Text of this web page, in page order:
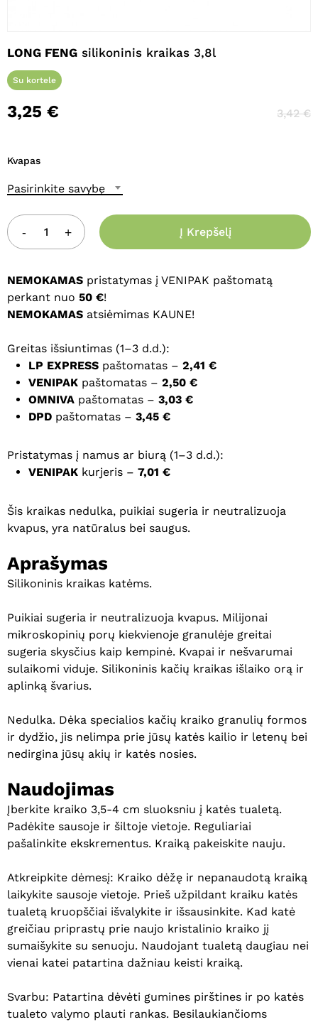
Eiti Į Parduotuvę
LONG FENG silikoninis kraikas 3,8l
Su kortele
3,25 € 3,42€
Kvapas
Pasirinkite savybę
Į Krepšelį
NEMOKAMAS pristatymas į VENIPAK paštomatą
perkant nuo 50 €!
NEMOKAMAS atsiėmimas KAUNE!
Greitas išsiuntimas (1–3 d.d.):
LP EXPRESS paštomatas – 2,41 €
VENIPAK paštomatas – 2,50 €
OMNIVA paštomatas – 3,03 €
DPD paštomatas – 3,45 €
Pristatymas į namus ar biurą (1–3 d.d.):
VENIPAK kurjeris – 7,01 €
Šis kraikas nedulka, puikiai sugeria ir neutralizuoja
kvapus, yra natūralus bei saugus.
Aprašymas
Silikoninis kraikas katėms.
Puikiai sugeria ir neutralizuoja kvapus. Milijonai
mikroskopinių porų kiekvienoje granulėje greitai
sugeria skysčius kaip kempinė. Kvapai ir nešvarumai
sulaikomi viduje. Silikoninis kačių kraikas išlaiko orą ir
aplinką švarius.
Nedulka. Dėka specialios kačių kraiko granulių formos
ir dydžio, jis nelimpa prie jūsų katės kailio ir letenų bei
nedirgina jūsų akių ir katės nosies.
Naudojimas
Įberkite kraiko 3,5-4 cm sluoksniu į katės tualetą.
Padėkite sausoje ir šiltoje vietoje. Reguliariai
pašalinkite ekskrementus. Kraiką pakeiskite nauju.
Atkreipkite dėmesį: Kraiko dėžę ir nepanaudotą kraiką
laikykite sausoje vietoje. Prieš užpildant kraiku katės
tualetą kruopščiai išvalykite ir išsausinkite. Kad katė
greičiau priprastų prie naujo kristalinio kraiko jį
sumaišykite su senuoju. Naudojant tualetą daugiau nei
vienai katei patartina dažniau keisti kraiką.
Svarbu: Patartina dėvėti gumines pirštines ir po katės
tualeto valymo plauti rankas. Besilaukiančioms
interneto puslapį, kad jų nebereiktų
parašyti komentarą.